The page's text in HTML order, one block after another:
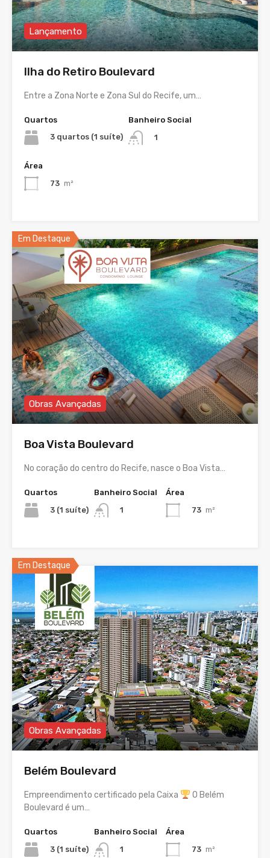
Lançamento
Ilha do Retiro Boulevard
Entre a Zona Norte e Zona Sul do Recife, um…
Quartos
3 quartos (1 suíte)
Banheiro Social
1
Área
73 m²
Em Destaque
Obras Avançadas
Boa Vista Boulevard
No coração do centro do Recife, nasce o Boa Vista…
Quartos
3 (1 suíte)
Banheiro Social
1
Área
73 m²
Em Destaque
Obras Avançadas
Belém Boulevard
Empreendimento certificado pela Caixa
O Belém
Boulevard é um…
Quartos
3 (1 suíte)
Banheiro Social
1
Área
73 m²